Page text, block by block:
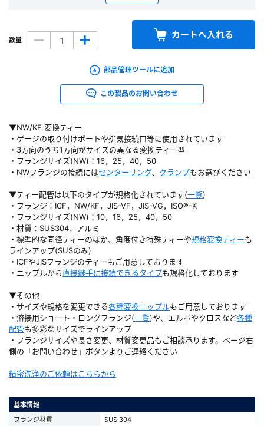
▼NW/KF 変換ティー
・ゲージの取り付けポートや排気接続口等に使用されています
・3方向のうち1方向がサイズの異なる変換ティー型
・フランジサイズ(NW)：16，25，40，50
・NWフランジの接続にはセンターリング、 クランプもお選びください
▼ティー配管は以下のタイプが規格化されています(一覧)
・フランジ：ICF，NW/KF，JIS-VF，JIS-VG，ISO®-K
・フランジサイズ(NW)：10，16，25，40，50
・材質：SUS304，アルミ
・標準的な同径ティーのほか、角度付き特殊ティーや規格変換ティーも
ラインアップ(SUSのみ)
・ICFやJISフランジのティーもご用意しております
・ニップルから直接継手に接続できるタイプも規格化しております
▼その他
・サイズや規格を変更できる各種変換ニップルもご用意しております
・溶接用ショート・ロングフランジ(一覧)や、エルボやクロスなど各種
配管も多彩なサイズでラインアップ
・フランジサイズや長さ変更、材質変更品もご相談承ります。ページ右
側の「お問い合わせ」ボタンよりご連絡ください
精密洗浄のご依頼はこちらから
基本情報
フランジ材質
SUS 304
数量 カートへ入れる
部品管理ツールに追加
この製品のお問い合わせ